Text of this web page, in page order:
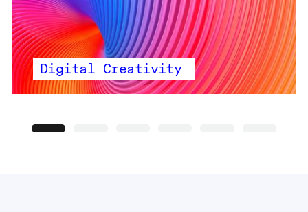
Digital Creativity